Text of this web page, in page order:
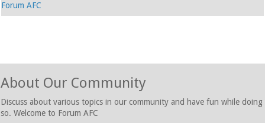
Forum AFC
About Our Community
Discuss about various topics in our community and have fun while doing
so. Welcome to Forum AFC